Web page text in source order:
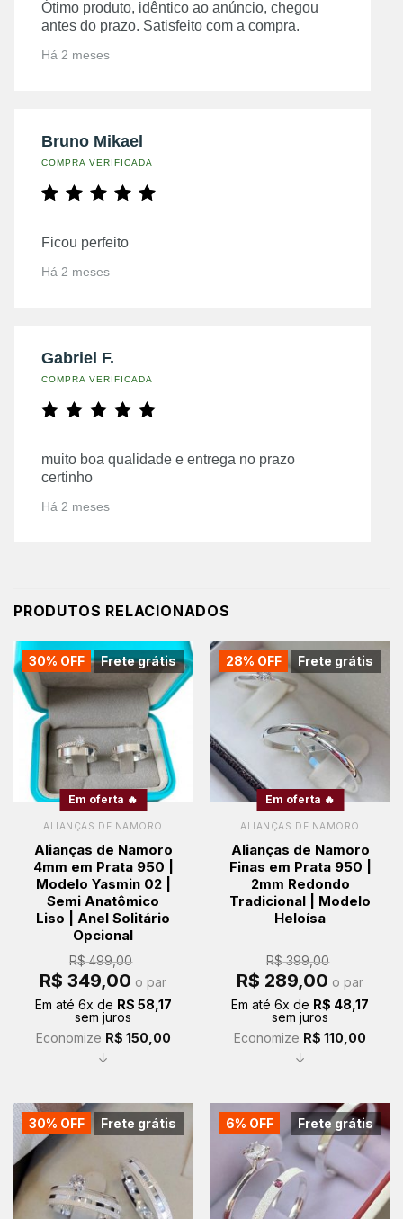
Ótimo produto, idêntico ao anúncio, chegou
antes do prazo. Satisfeito com a compra.
Há 2 meses
Bruno Mikael
COMPRA VERIFICADA
Ficou perfeito
Há 2 meses
Gabriel F.
COMPRA VERIFICADA
muito boa qualidade e entrega no prazo
certinho
Há 2 meses
PRODUTOS RELACIONADOS
Frete grátis
30% OFF
Em oferta 🔥
ALIANÇAS DE NAMORO
Alianças de Namoro
4mm em Prata 950 |
Modelo Yasmin 02 |
Semi Anatômico
Liso | Anel Solitário
Opcional
R$499,00
O
preço
era:
R$ 499,00.
R$ 349,00 preço
é:
o par
Em até 6x de R$ 58,17
sem juros
Economize R$ 150,00
↓
Frete grátis
28% OFF
Em oferta 🔥
ALIANÇAS DE NAMORO
Alianças de Namoro
Finas em Prata 950 |
2mm Redondo
Tradicional | Modelo
Heloísa
R$399,00
O
preço
era:
R$ 399,00.
R$ 289,00 preço
é:
o par
Em até 6x de R$ 48,17
sem juros
Economize R$ 110,00
↓
Frete grátis
30% OFF Frete grátis
6% OFF